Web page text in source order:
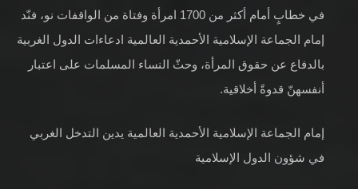
في خطابٍ أمام أكثر من 1700 امرأة وفتاة من الواقفات نو، فنّد
إمام الجماعة الإسلامية الأحمدية العالمية ادعاءات الدول الغربية
بالدفاع عن حقوق المرأة، وحثّ النساء المسلمات على اعتبار
أنفسهنّ قدوةً أخلاقية.
إمام الجماعة الإسلامية الأحمدية العالمية يدين التدخل الغربي
في شؤون الدول الإسلامية